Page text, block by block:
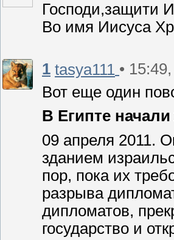
Господи,защити
Во имя Иисуса
1 tasya111 •
Вот еще один
В Египте
09 апреля 2011.
зданием
пор, пока их
разрыва
дипломатов,
государство и